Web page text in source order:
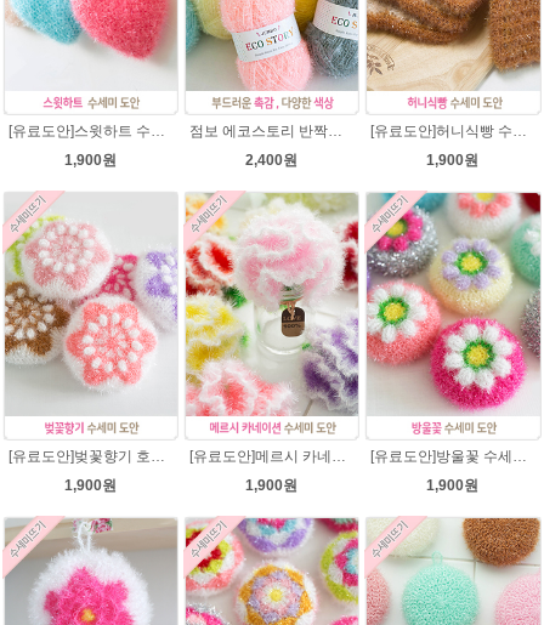
[유료도안]스윗하트 수세미뜨기 도안(수세미실은 옵션에서 추가구매 가능)예쁜수세미뜨기/빤짝이 수세미실/웰빙수세미실/고급수세미실/하트뜨기 반짝이수세미 하트수세미
1,900원
점보 에코스토리 반짝이 80g 대용량 수세미뜨기 뜨개실 친환경소품 뜨개질실//웰빙수세미실/반짝이수세미실/반짝이뜨개실/ 수세미실/대용량수세미/빤짝이실
2,400원
[유료도안]허니식빵 수세미뜨기 코바늘뜨기도안 /수세미뜨기/수세미실/반짝이수세미/반짝이실/수세미실 웰빙수세미 퐁퐁수세미 식빵 코바늘수세미
1,900원
[유료도안]벚꽃향기 호빵수세미뜨기 도안(수세미실은 옵션에서 추가구매 가능)/수세미뜨기/수세미실/반짝이수세미/반짝이실/별수세미 호빵수세미 웰빙수세미 퐁퐁수세미 코바늘수세미
1,900원
[유료도안]메르시 카네이션수세미 뜨기 도안(수세미실은 옵션에서 추가구매 가능)/카네이션수세미/별호빵수세미처럼 예쁜 수세미뜨기/수세미실 카네이션만들기 /웰빙수세미실 카네이션도안/고급수세미실/꽃수세미
1,900원
[유료도안]방울꽃 수세미뜨기 도안(수세미실은 옵션에서 추가구매 가능)/방울꽃수세미/별호빵수세미처럼 예쁜수세미뜨기/수세미실/퐁퐁수세미/웰빙수세미실/고급수세미실/꽃수세미/봄꽃향기수세미
1,900원